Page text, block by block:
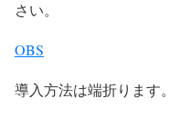
さい。
OBS
導入方法は端折ります。